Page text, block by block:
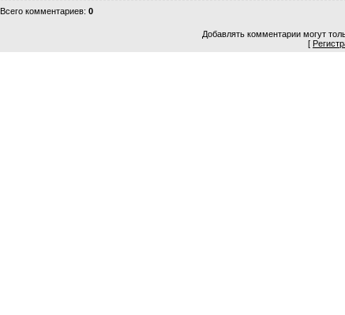
Всего комментариев: 0
Добавлять комментарии могут
[